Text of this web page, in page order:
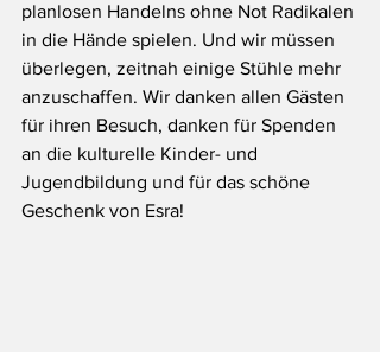
planlosen Handelns ohne Not Radikalen
in die Hände spielen. Und wir müssen
überlegen, zeitnah einige Stühle mehr
anzuschaffen. Wir danken allen Gästen
für ihren Besuch, danken für Spenden
an die kulturelle Kinder- und
Jugendbildung und für das schöne
Geschenk von Esra!